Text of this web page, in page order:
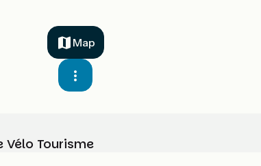
Map
Vélo Tourisme